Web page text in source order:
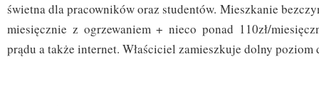
świetna dla pracowników oraz studentów. Mieszkanie
miesięcznie z ogrzewaniem + nieco ponad 110zł/
prądu a także internet. Właściciel zamieszkuje dolny poziom